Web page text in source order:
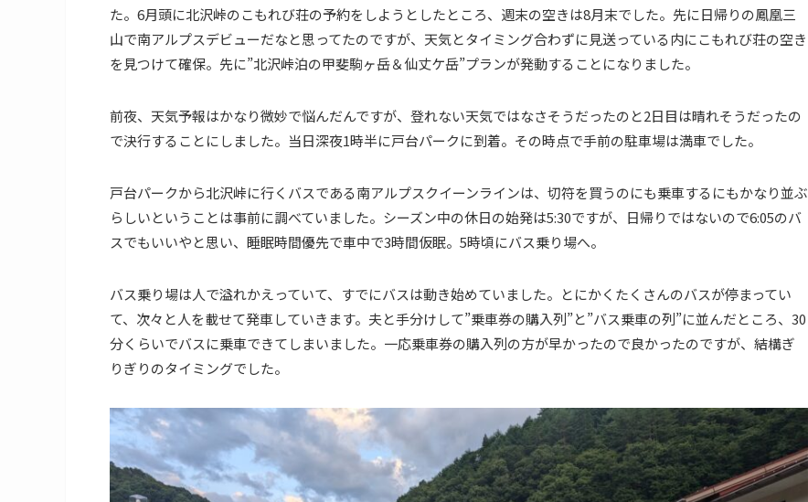
た。6月頭に北沢峠のこもれび荘の予約をしようとしたところ、週末の空きは8月末でした。先に日帰りの鳳凰三
山で南アルプスデビューだなと思ってたのですが、天気とタイミング合わずに見送っている内にこもれび荘の空き
を見つけて確保。先に”北沢峠泊の甲斐駒ヶ岳＆仙丈ケ岳”プランが発動することになりました。
前夜、天気予報はかなり微妙で悩んだんですが、登れない天気ではなさそうだったのと2日目は晴れそうだったの
で決行することにしました。当日深夜1時半に戸台パークに到着。その時点で手前の駐車場は満車でした。
戸台パークから北沢峠に行くバスである南アルプスクイーンラインは、切符を買うのにも乗車するにもかなり並ぶ
らしいということは事前に調べていました。シーズン中の休日の始発は5:30ですが、日帰りではないので6:05のバ
スでもいいやと思い、睡眠時間優先で車中で3時間仮眠。5時頃にバス乗り場へ。
バス乗り場は人で溢れかえっていて、すでにバスは動き始めていました。とにかくたくさんのバスが停まってい
て、次々と人を載せて発車していきます。夫と手分けして”乗車券の購入列”と”バス乗車の列”に並んだところ、30
分くらいでバスに乗車できてしまいました。一応乗車券の購入列の方が早かったので良かったのですが、結構ぎ
りぎりのタイミングでした。